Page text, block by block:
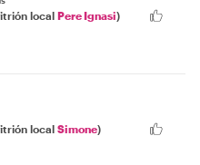
local Pere Ignasi)
local Simone)